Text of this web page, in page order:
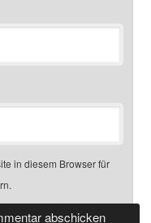
in diesem Browser für